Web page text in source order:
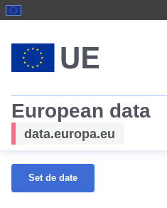
European data
data.europa.eu
Set de date